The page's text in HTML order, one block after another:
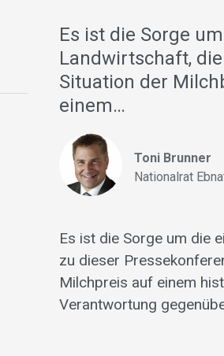
Es ist die Sorge
Landwirtschaft,
Situation der
einem…
Toni Brunner
Nationalrat
Es ist die Sorge um die
zu dieser
Milchpreis auf einem
Verantwortung